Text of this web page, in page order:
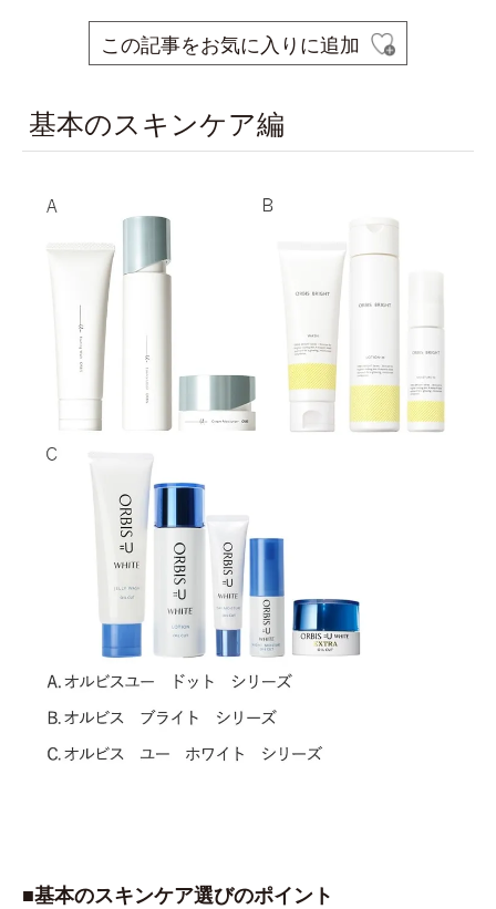
この記事をお気に入りに追加
基本のスキンケア編
■基本のスキンケア選びのポイント